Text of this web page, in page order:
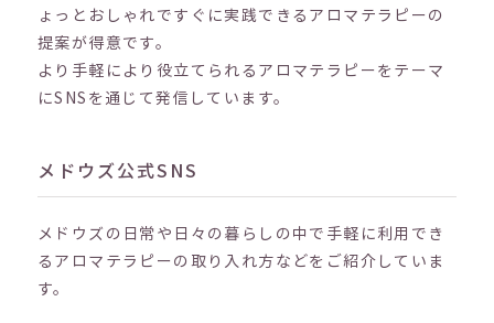
ょっとおしゃれですぐに実践できるアロマテラピーの
提案が得意です。
より手軽により役立てられるアロマテラピーをテーマ
にSNSを通じて発信しています。
メドウズ公式SNS
メドウズの日常や日々の暮らしの中で手軽に利用でき
るアロマテラピーの取り入れ方などをご紹介していま
す。